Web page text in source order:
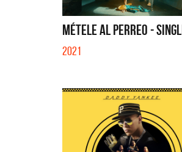
MÉTELE AL PERREO -
2021